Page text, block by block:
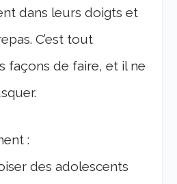
dans leurs doigts et
C’est tout
façons de faire, et il ne
:
des adolescents